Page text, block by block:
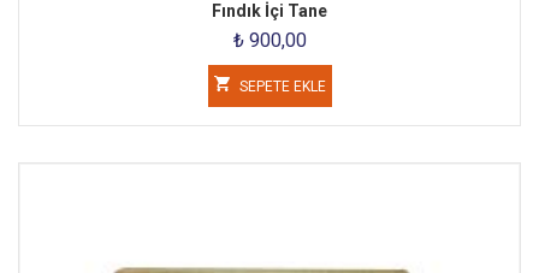
Fındık İçi Tane
₺ 900,00
SEPETE EKLE